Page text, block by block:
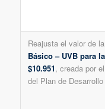
Reajusta el valor de la
Básico – UVB para
$10.951, creada por
del Plan de